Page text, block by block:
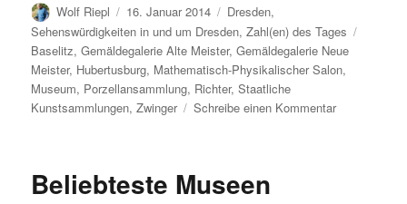
Autor
Wolf Riepl
Veröffentlicht
am
16. Januar 2014 Kategorien
Dresden,
Sehenswürdigkeiten in und um Dresden,Zahl(en) des Tages
Baselitz,Gemäldegalerie Alte Meister,Gemäldegalerie Neue
Meister, Hubertusburg, Mathematisch-Physikalischer Salon,
Museum, Porzellansammlung, Richter,Staatliche
Kunstsammlungen,Zwinger Schreibe einen Kommentarzu
Beliebteste Museen